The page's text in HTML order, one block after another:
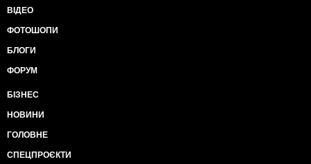
ВІДЕО
ФОТОШОПИ
БЛОГИ
ФОРУМ
БІЗНЕС
НОВИНИ
ГОЛОВНЕ
СПЕЦПРОЄКТИ